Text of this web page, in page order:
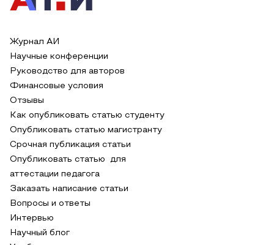
Журнал АИ
Научные конференции
Руководство для авторов
Финансовые условия
Отзывы
Как опубликовать статью студенту
Опубликовать статью магистранту
Срочная публикация статьи
Опубликовать статью для
аттестации педагога
Заказать написание статьи
Вопросы и ответы
Интервью
Научный блог